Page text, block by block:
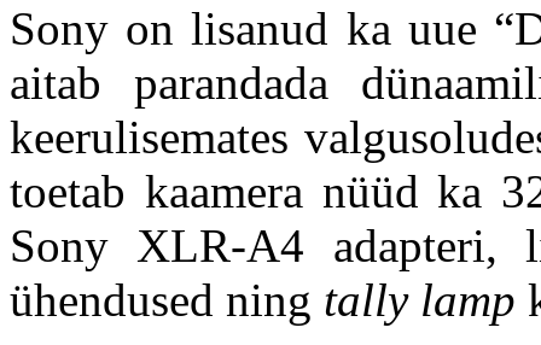
Sony on lisanud ka uue
aitab parandada
keerulisemates
toetab kaamera nüüd ka
Sony XLR-A4 adapteri,
ühendused ning tally lamp